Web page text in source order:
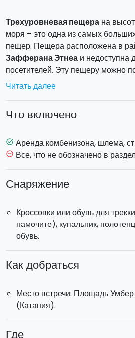
Трехуровневая пещера на
моря – это одна из самых
пещер. Пещера расположена в
Зафферана Этнеа и недоступна
посетителей. Эту пещеру можно
сопровождении гида и с
Пещера получила свое название
делает ее самой глубокой
Опытный гид поможет вам
ждут незабываемые эмоции от
хлопковый комбинезон,
технике безопасности и технике
По запросу может быть
проживания за небольшую
зависимости от расстояния до
Читать далее
Что включено
task_alt Аренда комбенизона, шлема,
remove_circle_outline Все, что не обозначено в
Снаряжение
Кроссовки или обувь для
намочите), купальник,
обувь.
Как добраться
Место встречи: Площадь
(Катания).
Где